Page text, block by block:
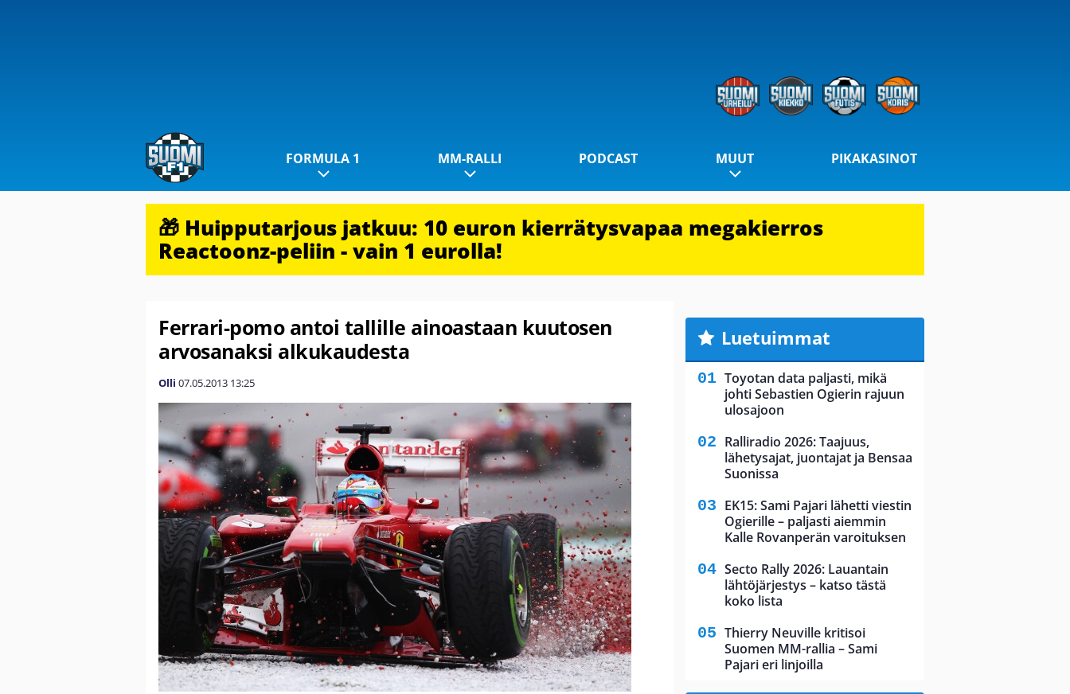
FORMULA 1 MM-RALLI PODCAST MUUT PIKAKASINOT
🎁 Huipputarjous jatkuu: 10 euron kierrätysvapaa megakierros
Reactoonz-peliin - vain 1 eurolla!
Ferrari-pomo antoi tallille ainoastaan kuutosen
arvosanaksi alkukaudesta
Olli 07.05.2013 13:25
Luetuimmat
Toyotan data paljasti, mikä
johti Sebastien Ogierin rajuun
ulosajoon
Ralliradio 2026: Taajuus,
lähetysajat, juontajat ja Bensaa
Suonissa
EK15: Sami Pajari lähetti viestin
Ogierille – paljasti aiemmin
Kalle Rovanperän varoituksen
Secto Rally 2026: Lauantain
lähtöjärjestys – katso tästä
koko lista
Thierry Neuville kritisoi
Suomen MM-rallia – Sami
Pajari eri linjoilla